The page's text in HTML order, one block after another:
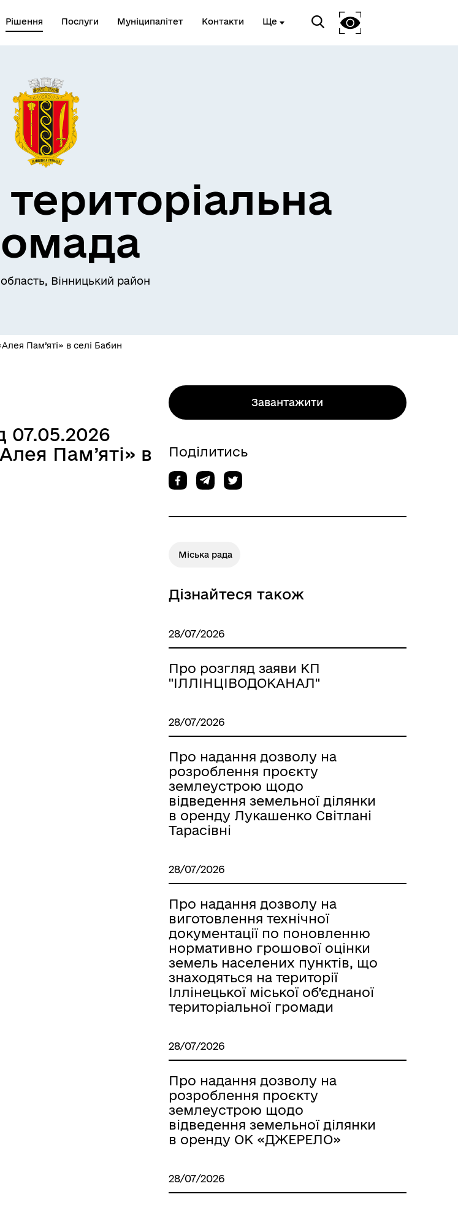
Рішення Послуги Муніципалітет Контакти Ще
територіальна
Вінницький район
Пам’яті» в селі Бабин
07.05.2026
Пам’яті» в
Завантажити
Поділитись
Міська рада
Дізнайтеся також
28/07/2026
Про розгляд заяви КП
"ІЛЛІНЦІВОДОКАНАЛ"
28/07/2026
Про надання дозволу на
розроблення проєкту
землеустрою щодо
відведення земельної ділянки
в оренду Лукашенко Світлані
Тарасівні
28/07/2026
Про надання дозволу на
виготовлення технічної
документації по поновленню
нормативно грошової оцінки
земель населених пунктів, що
знаходяться на території
Іллінецької міської об’єднаної
територіальної громади
28/07/2026
Про надання дозволу на
розроблення проєкту
землеустрою щодо
відведення земельної ділянки
в оренду ОК «ДЖЕРЕЛО»
28/07/2026